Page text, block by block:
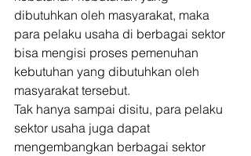
dibutuhkan oleh masyarakat, maka
para pelaku usaha di berbagai sektor
bisa mengisi proses pemenuhan
kebutuhan yang dibutuhkan oleh
masyarakat tersebut.
Tak hanya sampai disitu, para pelaku
sektor usaha juga dapat
mengembangkan berbagai sektor